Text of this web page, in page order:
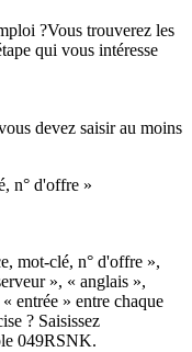
?Vous trouverez les
qui vous intéresse
devez saisir au moins
n° d'offre »
mot-clé, n° d'offre »,
», « anglais »,
entrée » entre chaque
? Saisissez
049RSNK.